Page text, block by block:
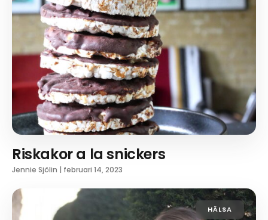
Riskakor a la snickers
Jennie Sjölin | februari 14, 2023
HÄLSA